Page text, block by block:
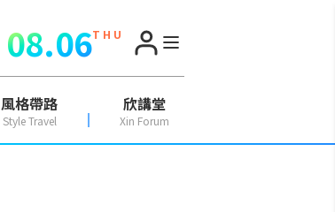
08.06T H U
風格帶路
Style Travel
欣講堂
Xin Forum